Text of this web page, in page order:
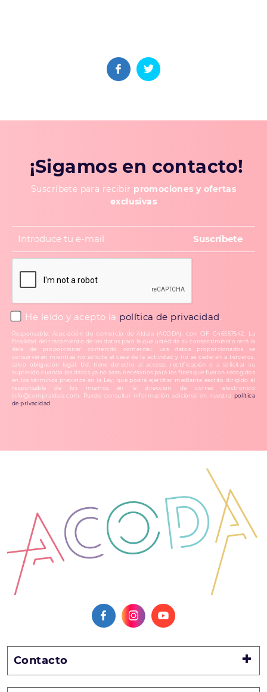
¡Sigamos en contacto!
Suscríbete para recibir promociones y ofertas
exclusivas
He leído y acepto la política de privacidad.
Responsable: Asociación de comercio de Aldaia (ACODA), con CIF G46557542. La
finalidad del tratamiento de los datos para la que usted da su consentimiento será la
dela de proporcionar contenido comercial. Los datos proporcionados se
conservarán mientras no solicite el cese de la actividad y no se cederán a terceros,
salvo obligación legal. Ud. tiene derecho al acceso, rectificación o a solicitar su
supresión cuando los datos ya no sean necesarios para los fines que fueron recogidos
en los términos previstos en la Ley, que podrá ejercitar mediante escrito dirigido al
responsable de los mismos en la dirección de correo electrónico
info@compraldaia.com. Puede consultar información adicional en nuestra política
de privacidad
Contacto